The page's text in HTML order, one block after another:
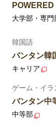
大学部・専
韓国語
バンタン韓
キャリア
ゲーム・イラ
バンタン中
中等部